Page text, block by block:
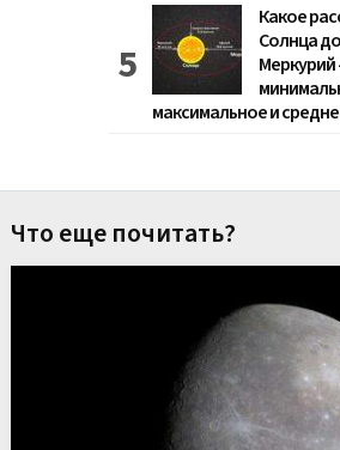
Какое
Солнца
максимальное и
Что еще почитать?